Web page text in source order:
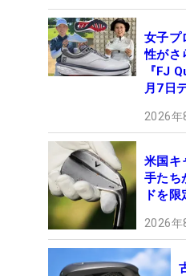
女子プ
性がさ
『FJ
月7日
2026年
米国キ
手たち
ドを
2026年